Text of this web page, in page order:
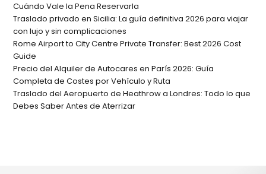
Cuándo Vale la Pena Reservarla
Traslado privado en Sicilia: La guía definitiva 2026 para viajar
con lujo y sin complicaciones
Rome Airport to City Centre Private Transfer: Best 2026 Cost
Guide
Precio del Alquiler de Autocares en París 2026: Guía
Completa de Costes por Vehículo y Ruta
Traslado del Aeropuerto de Heathrow a Londres: Todo lo que
Debes Saber Antes de Aterrizar